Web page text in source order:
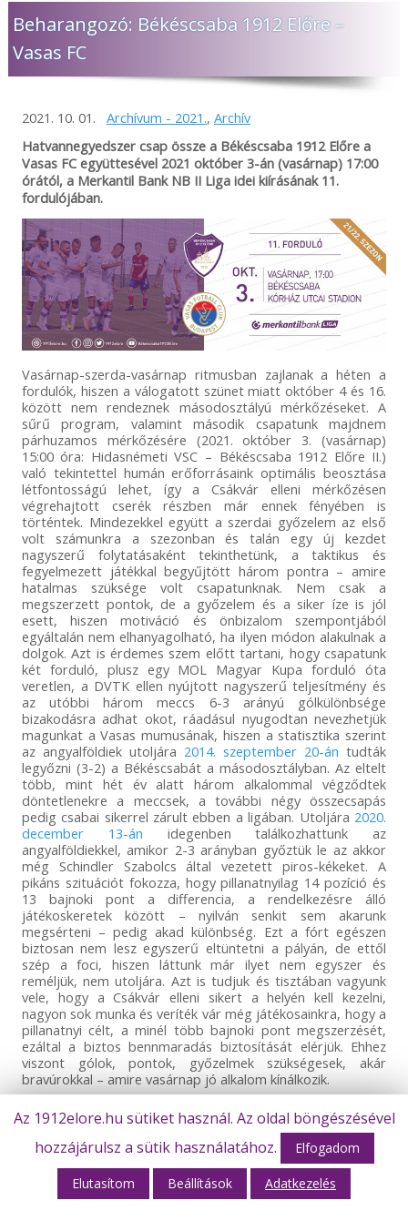
Beharangozó: Békéscsaba 1912 Előre –
Vasas FC
2021. 10. 01. Archívum - 2021., Archív
Hatvannegyedszer csap össze a Békéscsaba 1912 Előre a
Vasas FC együttesével 2021 október 3-án (vasárnap) 17:00
órától, a Merkantil Bank NB II Liga idei kiírásának 11.
fordulójában.
Vasárnap-szerda-vasárnap ritmusban zajlanak a héten a
fordulók, hiszen a válogatott szünet miatt október 4 és 16.
között nem rendeznek másodosztályú mérkőzéseket. A
sűrű program, valamint második csapatunk majdnem
párhuzamos mérkőzésére (2021. október 3. (vasárnap)
15:00 óra: Hidasnémeti VSC – Békéscsaba 1912 Előre II.)
való tekintettel humán erőforrásaink optimális beosztása
létfontosságú lehet, így a Csákvár elleni mérkőzésen
végrehajtott cserék részben már ennek fényében is
történtek. Mindezekkel együtt a szerdai győzelem az első
volt számunkra a szezonban és talán egy új kezdet
nagyszerű folytatásaként tekinthetünk, a taktikus és
fegyelmezett játékkal begyűjtött három pontra – amire
hatalmas szüksége volt csapatunknak. Nem csak a
megszerzett pontok, de a győzelem és a siker íze is jól
esett, hiszen motiváció és önbizalom szempontjából
egyáltalán nem elhanyagolható, ha ilyen módon alakulnak a
dolgok. Azt is érdemes szem előtt tartani, hogy csapatunk
két forduló, plusz egy MOL Magyar Kupa forduló óta
veretlen, a DVTK ellen nyújtott nagyszerű teljesítmény és
az utóbbi három meccs 6-3 arányú gólkülönbsége
bizakodásra adhat okot, ráadásul nyugodtan nevezhetjük
magunkat a Vasas mumusának, hiszen a statisztika szerint
az angyalföldiek utoljára 2014. szeptember 20-án tudták
legyőzni (3-2) a Békéscsabát a másodosztályban. Az eltelt
több, mint hét év alatt három alkalommal végződtek
döntetlenekre a meccsek, a további négy összecsapás
pedig csabai sikerrel zárult ebben a ligában. Utoljára 2020.
december 13-án idegenben találkozhattunk az
angyalföldiekkel, amikor 2-3 arányban győztük le az akkor
még Schindler Szabolcs által vezetett piros-kékeket. A
pikáns szituációt fokozza, hogy pillanatnyilag 14 pozíció és
13 bajnoki pont a differencia, a rendelkezésre álló
játékoskeretek között – nyilván senkit sem akarunk
megsérteni – pedig akad különbség. Ezt a fórt egészen
biztosan nem lesz egyszerű eltüntetni a pályán, de ettől
szép a foci, hiszen láttunk már ilyet nem egyszer és
reméljük, nem utoljára. Azt is tudjuk és tisztában vagyunk
vele, hogy a Csákvár elleni sikert a helyén kell kezelni,
nagyon sok munka és veríték vár még játékosainkra, hogy a
pillanatnyi célt, a minél több bajnoki pont megszerzését,
ezáltal a biztos bennmaradás biztosítását elérjük. Ehhez
viszont gólok, pontok, győzelmek szükségesek, akár
bravúrokkal – amire vasárnap jó alkalom kínálkozik.
feljutásról, illetve visszajutásról, az idén pedig újra
nekifutott a feladatnak úgy, hogy keretük talán az előző
idényhez képest is tovább erősödött – pedig már akkor
sem volt piskóta. Több ex-csabai játékos (Uram János,
Birtalan Botond, Viczián Ádám, Otigba Kenneth, Silye Erik)
Az 1912elore.hu sütiket használ. Az oldal böngészésével
hozzájárulsz a sütik használatához.
Elfogadom
Elutasítom Beállítások Adatkezelés